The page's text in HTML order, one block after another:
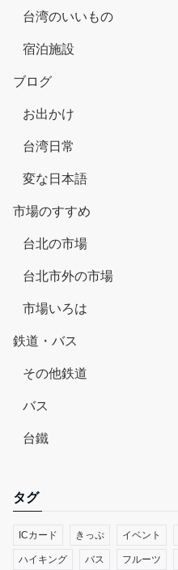
台湾のいいもの
宿泊施設
ブログ
お出かけ
台湾日常
変な日本語
市場のすすめ
台北の市場
台北市外の市場
市場いろは
鉄道・バス
その他鉄道
バス
台鐵
タグ
ICカード きっぷ イベント
ハイキング バス フルーツ